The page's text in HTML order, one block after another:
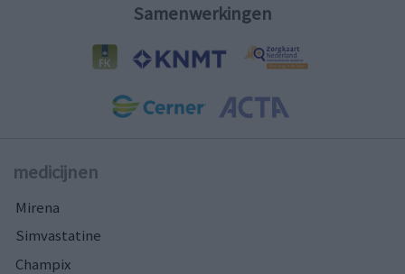
Samenwerkingen
medicijnen
Mirena
Simvastatine
Champix